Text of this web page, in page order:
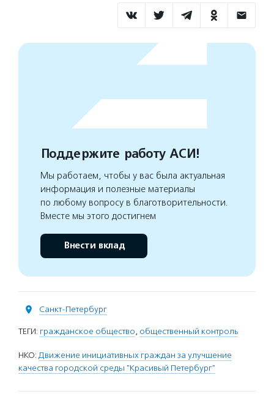
Поддержите работу АСИ!
Мы работаем, чтобы у вас была актуальная
информация и полезные материалы
по любому вопросу в благотворительности.
Вместе мы этого достигнем
Внести вклад
Санкт-Петербург
ТЕГИ: гражданское общество, общественный контроль
НКО: Движение инициативных граждан за улучшение
качества городской среды "Красивый Петербург"